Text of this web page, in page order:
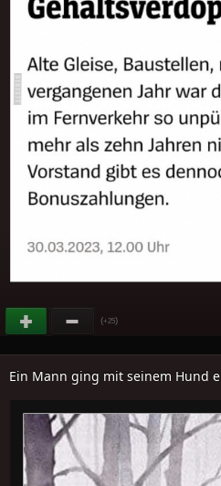
(+25)
Ein Mann ging mit seinem Hund